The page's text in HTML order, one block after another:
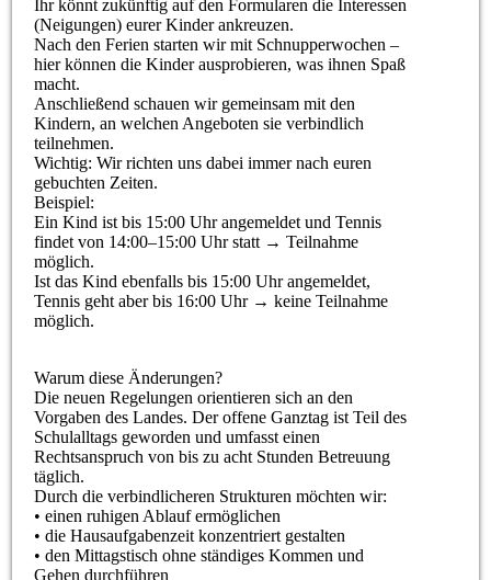
Ihr könnt zukünftig auf den Formularen die Interessen
(Neigungen) eurer Kinder ankreuzen.
Nach den Ferien starten wir mit Schnupperwochen –
hier können die Kinder ausprobieren, was ihnen Spaß
macht.
Anschließend schauen wir gemeinsam mit den
Kindern, an welchen Angeboten sie verbindlich
teilnehmen.
Wichtig: Wir richten uns dabei immer nach euren
gebuchten Zeiten.
Beispiel:
Ein Kind ist bis 15:00 Uhr angemeldet und Tennis
findet von 14:00–15:00 Uhr statt → Teilnahme
möglich.
Ist das Kind ebenfalls bis 15:00 Uhr angemeldet,
Tennis geht aber bis 16:00 Uhr → keine Teilnahme
möglich.
Warum diese Änderungen?
Die neuen Regelungen orientieren sich an den
Vorgaben des Landes. Der offene Ganztag ist Teil des
Schulalltags geworden und umfasst einen
Rechtsanspruch von bis zu acht Stunden Betreuung
täglich.
Durch die verbindlicheren Strukturen möchten wir:
• einen ruhigen Ablauf ermöglichen
• die Hausaufgabenzeit konzentriert gestalten
• den Mittagstisch ohne ständiges Kommen und
Gehen durchführen